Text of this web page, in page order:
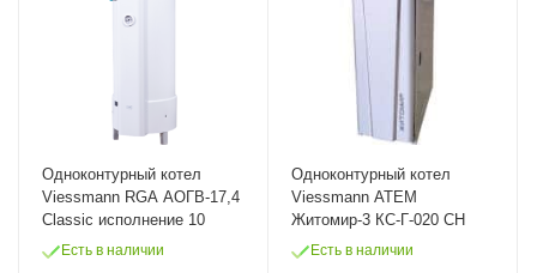
Одноконтурный котел
Viessmann RGA АОГВ-17,4
Classic исполнение 10
Есть в наличии
Одноконтурный котел
Viessmann ATEM
Житомир-3 КС-Г-020 СН
Есть в наличии